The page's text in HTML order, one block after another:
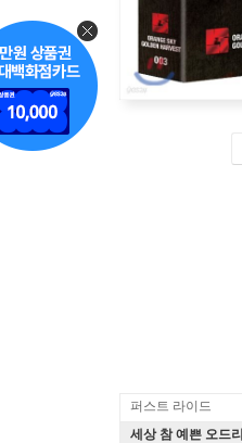
퍼스트 라이드
세상 참 예쁜 오드리